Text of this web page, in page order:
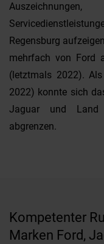
Regensburg
mehrfach von Ford
(letztmals 2022). Als
2022) konnte sich
Jaguar und Land
abgrenzen.
Kompetenter
Marken Ford,